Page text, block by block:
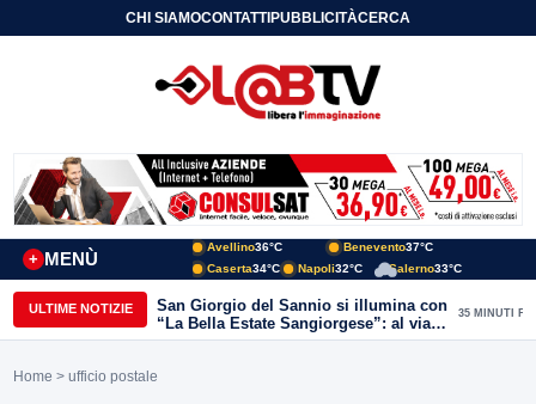
CHI SIAMOCONTATTIPUBBLICITÀCERCA
MENÙ
+
Avellino36°C Benevento37°C
Caserta34°C Napoli32°C Salerno33°C
ULTIME NOTIZIE
San Giorgio del Sannio si illumina con
“La Bella Estate Sangiorgese”: al via la
III edizione tra cultura, musica e grandi
35 MINUTI FA
Home > ufficio postale